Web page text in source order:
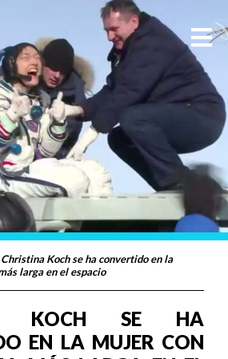
Christina Koch se ha convertido en la
larga en el espacio
KOCH SE HA
EN LA MUJER CON